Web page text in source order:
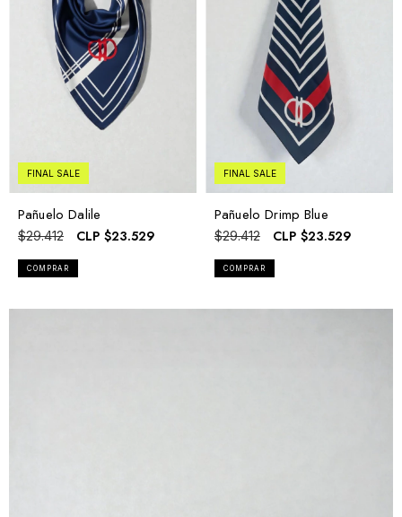
FINAL SALE
Pañuelo Dalile
$29.412 CLP $23.529
COMPRAR
FINAL SALE
Pañuelo Drimp Blue
$29.412 CLP $23.529
COMPRAR